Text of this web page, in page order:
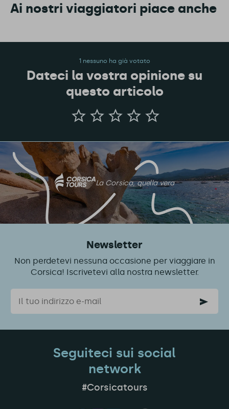
Ai nostri viaggiatori piace anche
1 nessuno ha già votato
Dateci la vostra opinione su
questo articolo
Dateci
la
su
questo
articolo
La Corsica, quella vera
Newsletter
Non perdetevi nessuna occasione per viaggiare in
Corsica! Iscrivetevi alla nostra newsletter.
Email
Seguiteci sui social
network
#Corsicatours